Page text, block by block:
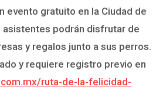
evento gratuito en la Ciudad de
asistentes podrán disfrutar de
y regalos junto a sus perros.
y requiere registro previo en
ruta-de-la-felicidad-